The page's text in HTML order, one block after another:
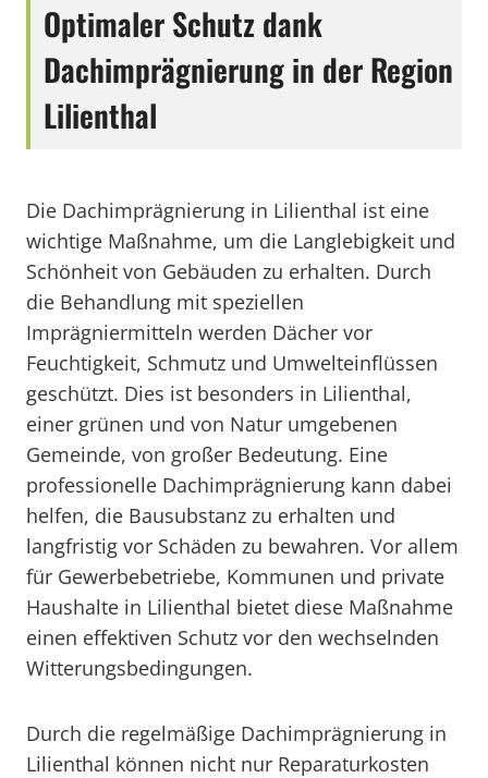
Optimaler Schutz dank
Dachimprägnierung in der Region
Lilienthal
Die Dachimprägnierung in Lilienthal ist eine
wichtige Maßnahme, um die Langlebigkeit und
Schönheit von Gebäuden zu erhalten. Durch
die Behandlung mit speziellen
Imprägniermitteln werden Dächer vor
Feuchtigkeit, Schmutz und Umwelteinflüssen
geschützt. Dies ist besonders in Lilienthal,
einer grünen und von Natur umgebenen
Gemeinde, von großer Bedeutung. Eine
professionelle Dachimprägnierung kann dabei
helfen, die Bausubstanz zu erhalten und
langfristig vor Schäden zu bewahren. Vor allem
für Gewerbebetriebe, Kommunen und private
Haushalte in Lilienthal bietet diese Maßnahme
einen effektiven Schutz vor den wechselnden
Witterungsbedingungen.
Durch die regelmäßige Dachimprägnierung in
Lilienthal können nicht nur Reparaturkosten